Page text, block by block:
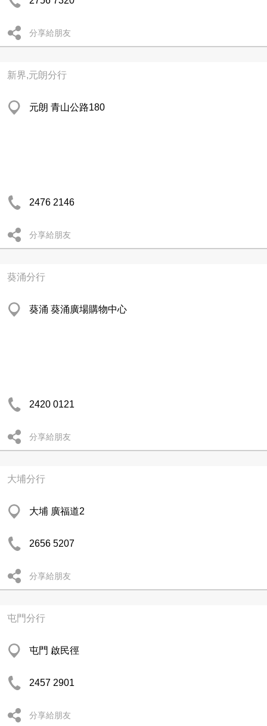
分享給朋友
新界,元朗分行
元朗 青山公路180
2476 2146
分享給朋友
葵涌分行
葵涌 葵涌廣場購物中心
2420 0121
分享給朋友
大埔分行
大埔 廣福道2
2656 5207
分享給朋友
屯門分行
屯門 啟民徑
2457 2901
分享給朋友